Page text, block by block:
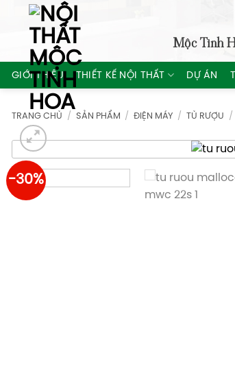
content
Mộc Tinh
GIỚI THIỆU THIẾT KẾ NỘI THẤT DỰ ÁN
TRANG CHỦ / SẢN PHẨM / ĐIỆN MÁY / TỦ RƯỢU /
-30%